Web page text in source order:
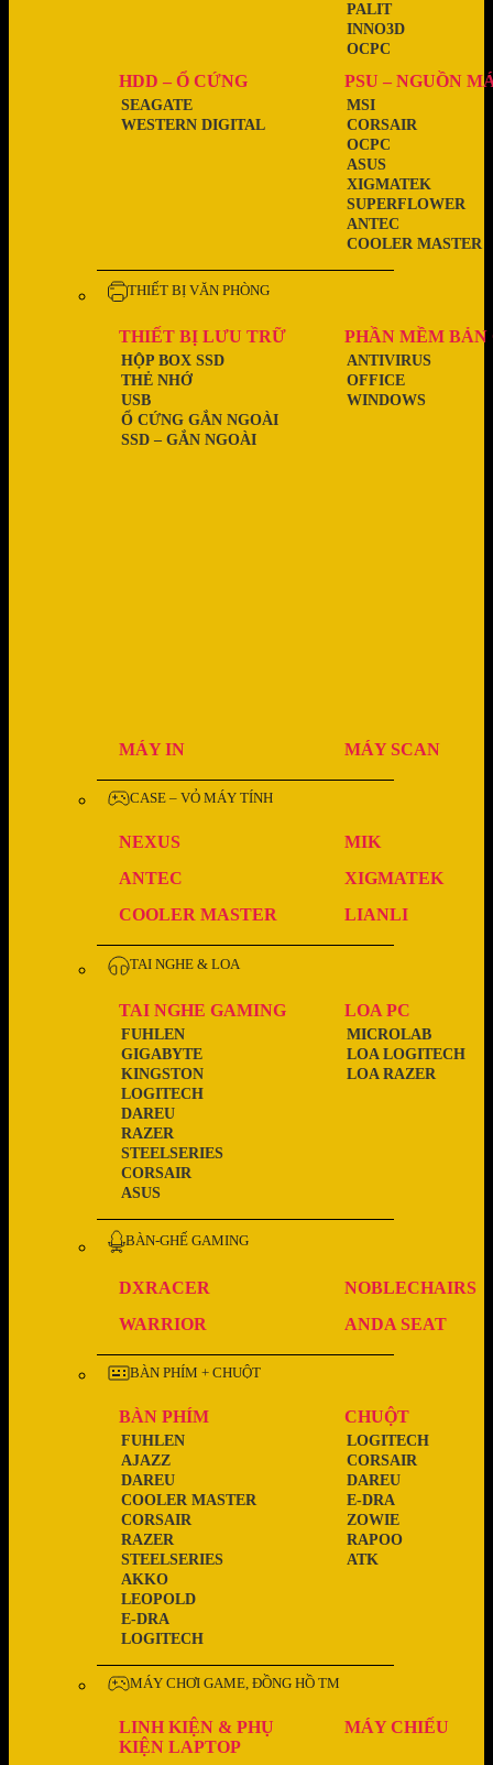
OCPC
INNO3D
PALIT
HDD – Ổ CỨNG
WESTERN DIGITAL
SEAGATE
PSU – NGUỒN
COOLER MASTER
ANTEC
SUPERFLOWER
XIGMATEK
ASUS
OCPC
CORSAIR
MSI
THIẾT BỊ VĂN PHÒNG
THIẾT BỊ LƯU TRỮ
SSD – GẮN NGOÀI
Ổ CỨNG GẮN NGOÀI
USB
THẺ NHỚ
HỘP BOX SSD
PHẦN MỀM BẢN
WINDOWS
OFFICE
ANTIVIRUS
MÁY IN MÁY SCAN
CASE – VỎ MÁY TÍNH
NEXUS
MIK
ANTEC
XIGMATEK
COOLER MASTER
LIANLI
TAI NGHE & LOA
TAI NGHE GAMING
ASUS
CORSAIR
STEELSERIES
RAZER
DAREU
LOGITECH
KINGSTON
GIGABYTE
FUHLEN
LOA PC
LOA RAZER
LOA LOGITECH
MICROLAB
BÀN-GHẾ GAMING
DXRACER
NOBLECHAIRS
WARRIOR
ANDA SEAT
BÀN PHÍM + CHUỘT
BÀN PHÍM
LOGITECH
E-DRA
LEOPOLD
AKKO
STEELSERIES
RAZER
CORSAIR
COOLER MASTER
DAREU
AJAZZ
FUHLEN
CHUỘT
ATK
RAPOO
ZOWIE
E-DRA
DAREU
CORSAIR
LOGITECH
MÁY CHƠI GAME, ĐỒNG HỒ TM
LINH KIỆN & PHỤ
KIỆN LAPTOP
MÁY CHIẾU